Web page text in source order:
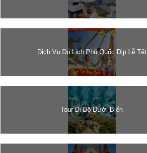
Dịch Vụ Du Lịch Phú Quốc Dịp Lễ Tết
Tour Đi Bộ Dưới Biển